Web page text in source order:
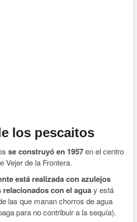
los pescaitos
se construyó en 1957en el centro
Vejer de la Frontera.
está realizada con azulejos
con el aguay está
las que manan chorros de agua
para no contribuir a la sequía).